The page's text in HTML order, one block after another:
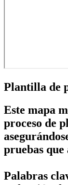
Plantilla de
Este mapa
proceso de
pruebas que
Palabras